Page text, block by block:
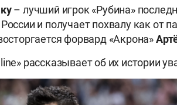
– лучший игрок «Рубина»
и получает похвалу как от
форвард «Акрона»
рассказывает об их истории